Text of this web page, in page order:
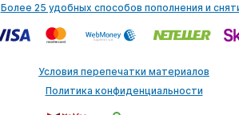
Более 25 удобных способов пополнения и
Условия перепечатки материалов
Политика конфиденциальности